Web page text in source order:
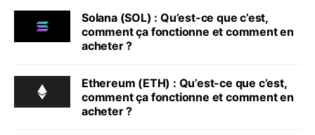
Solana (SOL) : Qu’est-ce que c’est,
comment ça fonctionne et comment en
acheter ?
Ethereum (ETH) : Qu’est-ce que c’est,
comment ça fonctionne et comment en
acheter ?